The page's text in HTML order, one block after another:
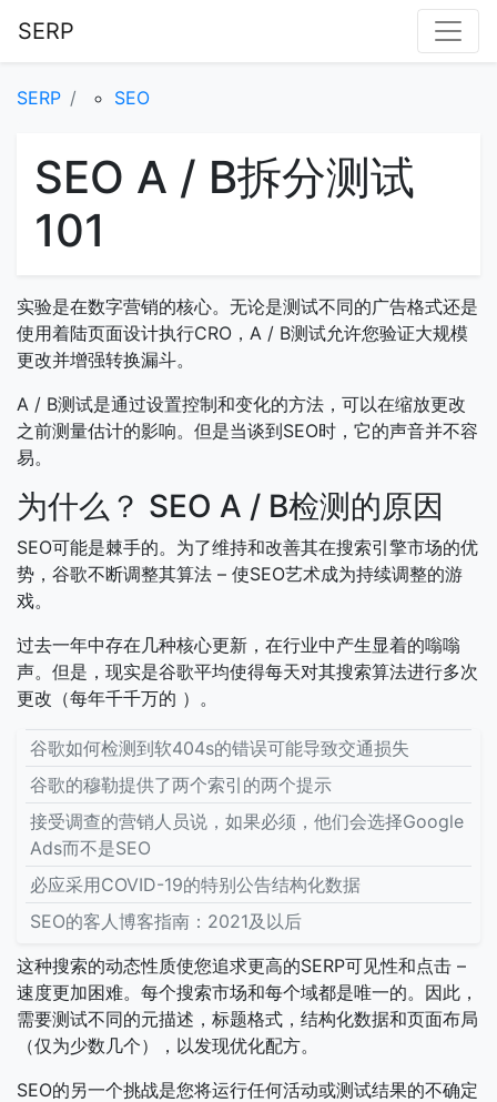
SERP
SERP SEO
SEO A / B拆分测试
101
实验是在数字营销的核心。无论是测试不同的广告格式还是
使用着陆页面设计执行CRO，A / B测试允许您验证大规模
更改并增强转换漏斗。
A / B测试是通过设置控制和变化的方法，可以在缩放更改
之前测量估计的影响。但是当谈到SEO时，它的声音并不容
易。
为什么？ SEO A / B检测的原因
SEO可能是棘手的。为了维持和改善其在搜索引擎市场的优
势，谷歌不断调整其算法 – 使SEO艺术成为持续调整的游
戏。
过去一年中存在几种核心更新，在行业中产生显着的嗡嗡
声。但是，现实是谷歌平均使得每天对其搜索算法进行多次
更改（每年千千万的 ）。
谷歌如何检测到软404s的错误可能导致交通损失
谷歌的穆勒提供了两个索引的两个提示
接受调查的营销人员说，如果必须，他们会选择Google
Ads而不是SEO
必应采用COVID-19的特别公告结构化数据
SEO的客人博客指南：2021及以后
这种搜索的动态性质使您追求更高的SERP可见性和点击 –
速度更加困难。每个搜索市场和每个域都是唯一的。因此，
需要测试不同的元描述，标题格式，结构化数据和页面布局
（仅为少数几个），以发现优化配方。
SEO的另一个挑战是您将运行任何活动或测试结果的不确定